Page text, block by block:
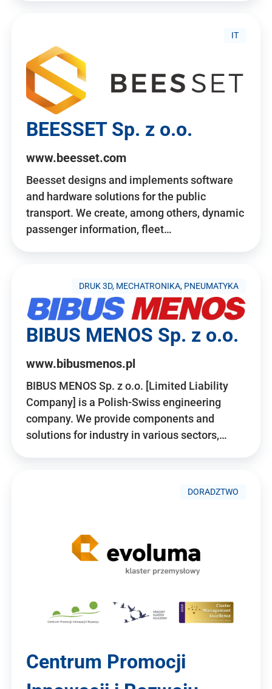
IT
BEESSET Sp. z o.o.
www.beesset.com
Beesset designs and implements software
and hardware solutions for the public
transport. We create, among others, dynamic
passenger information, fleet…
DRUK 3D, MECHATRONIKA, PNEUMATYKA
BIBUS MENOS Sp. z o.o.
www.bibusmenos.pl
BIBUS MENOS Sp. z o.o. [Limited Liability
Company] is a Polish-Swiss engineering
company. We provide components and
solutions for industry in various sectors,…
DORADZTWO
Centrum Promocji